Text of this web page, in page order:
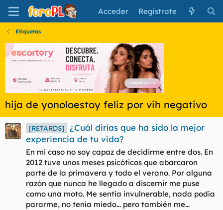
Acceder Regístrate
Etiquetas
hija de yonoloestoy feliz por vih negativo
[RETARDS]
¿Cuál dirías que ha sido la mejor
experiencia de tu vida?
En mi caso no soy capaz de decidirme entre dos. En
2012 tuve unos meses psicóticos que abarcaron
parte de la primavera y todo el verano. Por alguna
razón que nunca he llegado a discernir me puse
como una moto. Me sentía invulnerable, nada podía
pararme, no tenía miedo... pero también me...